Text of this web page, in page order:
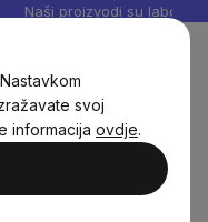
svoj
informacija ovdje.
Naši proizvodi su
ml